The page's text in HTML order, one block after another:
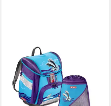
STEP BY STEP
Schulranzen Touch 2 (4tlg.,
inkl. Federmäppchen,
Turnbeutel und
Schlamperrolle)